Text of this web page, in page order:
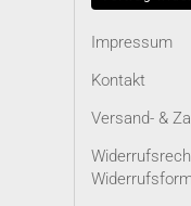
Impressum
Kontakt
Versand- &